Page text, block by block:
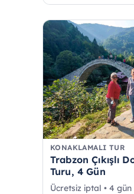
KONAKLAMALI TUR
Trabzon Çıkışlı
Turu, 4 Gün
Ücretsiz iptal • 4 gün